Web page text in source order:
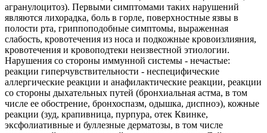
агранулоцитоз). Первыми симптомами таких нарушений
являются лихорадка, боль в горле, поверхностные язвы в
полости рта, гриппоподобные симптомы, выраженная
слабость, кровотечения из носа и подкожные кровоизлияния,
кровотечения и кровоподтеки неизвестной этиологии.
Нарушения со стороны иммунной системы - нечастые:
реакции гиперчувствительности - неспецифические
аллергические реакции и анафилактические реакции, реакции
со стороны дыхательных путей (бронхиальная астма, в том
числе ее обострение, бронхоспазм, одышка, диспноэ), кожные
реакции (зуд, крапивница, пурпура, отек Квинке,
эксфолиативные и буллезные дерматозы, в том числе